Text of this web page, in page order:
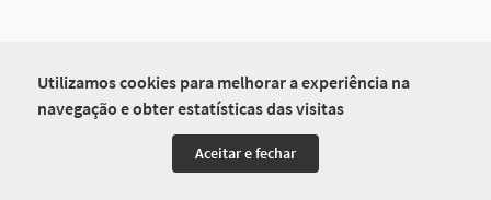
Utilizamos cookies para melhorar a experiência na
navegação e obter estatísticas das visitas
Aceitar e fechar